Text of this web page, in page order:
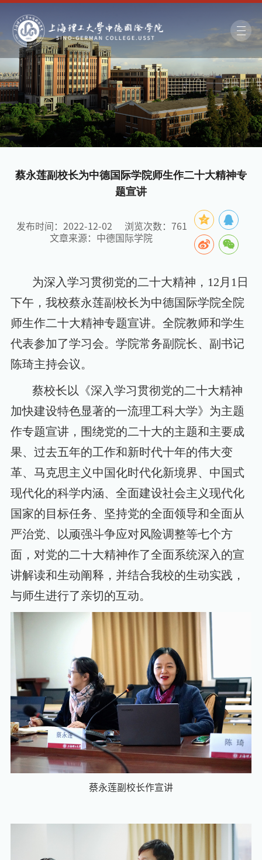
蔡永莲副校长为中德国际学院师生作二十大精神专
题宣讲
发布时间：2022-12-02 浏览次数：761
文章来源：中德国际学院
为深入学习贯彻党的二十大精神， 12月 1 日
下午，我校蔡永莲副校长为中德国际学院全院
师生作二十大精神专题宣讲。全院教师和学生
代表参加了学习会。学院常务副院长、副书记
陈琦主持会议。
蔡校长以《深入学习贯彻党的二十大精神
加快建设特色显著的一流理工科大学》为主题
作专题宣讲，围绕党的二十大的主题和主要成
果、过去五年的工作和新时代十年的伟大变
革、马克思主义中国化时代化新境界、中国式
现代化的科学内涵、全面建设社会主义现代化
国家的目标任务、坚持党的全面领导和全面从
严治党、以顽强斗争应对风险调整等七个方
面，对党的二十大精神作了全面系统深入的宣
讲解读和生动阐释，并结合我校的生动实践，
与师生进行了亲切的互动。
蔡永莲副校长作宣讲